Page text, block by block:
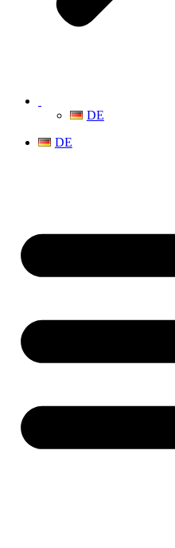
DE
DE